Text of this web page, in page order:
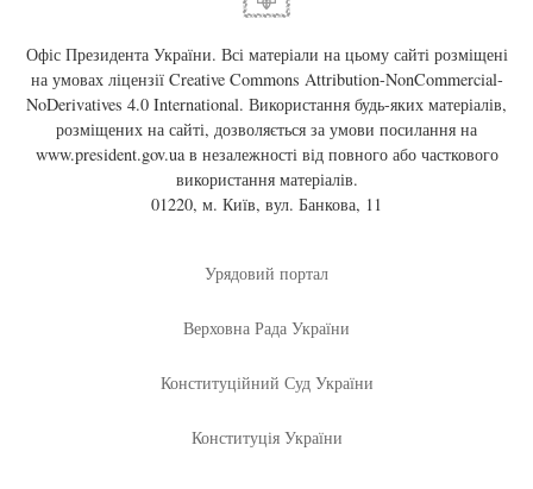
Офіс Президента України. Всі матеріали на цьому сайті розміщені
на умовах ліцензії Creative Commons Attribution-NonCommercial-
NoDerivatives 4.0 International. Використання будь-яких матеріалів,
розміщених на сайті, дозволяється за умови посилання на
www.president.gov.uaв незалежності від повного або часткового
використання матеріалів.
01220, м. Київ, вул. Банкова, 11
Урядовий портал
Верховна Рада України
Конституційний Суд України
Конституція України